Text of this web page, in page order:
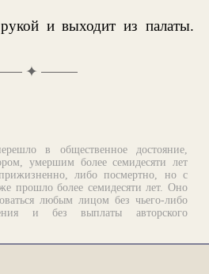
и выходит из палаты.
✦
в общественное достояние,
умершим более семидесяти лет
либо посмертно, но с
прошло более семидесяти лет. Оно
любым лицом без чьего-либо
и без выплаты авторского